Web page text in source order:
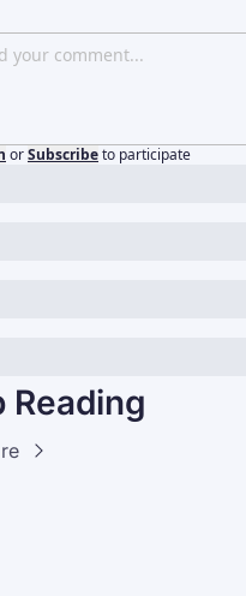
orSubscribeto participate
Reading